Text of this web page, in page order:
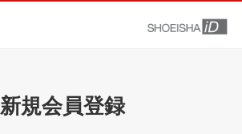
新規会員登録